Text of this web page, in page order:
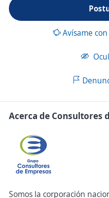
Avísame
Acerca de Consultores
Somos la corporación